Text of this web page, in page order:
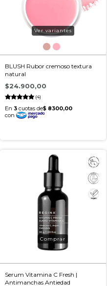
BLUSH Rubor cremoso textura
natural
(4)
$24.900,00
Ver variantes
Serum Vitamina C Fresh |
Antimanchas Antiedad